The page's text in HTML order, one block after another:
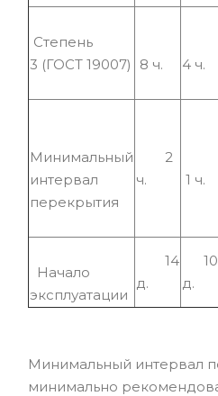
Степень
3 (ГОСТ 19007)
8 ч. 4 ч.
Минимальный
интервал
перекрытия
2
ч.
1 ч.
Начало
эксплуатации
14
д.
10
д.
Минимальный интервал
минимально